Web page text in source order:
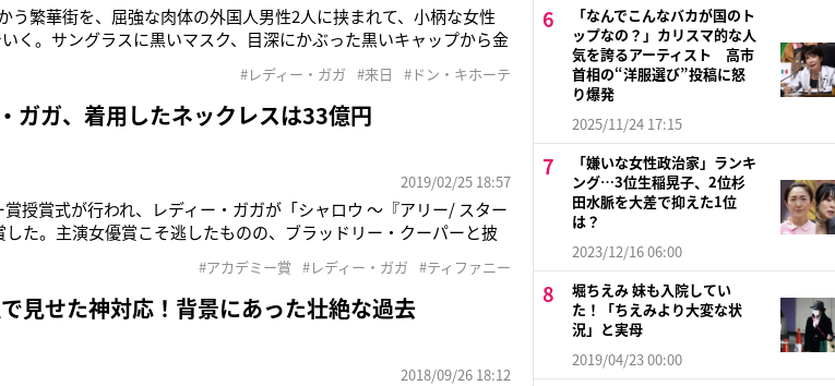
う繁華街を、屈強な肉体の外国人男性2人に挟まれて、小柄な女性
く。サングラスに黒いマスク、目深にかぶった黒いキャップから金
ています」（イベント関係者）親日家として知られるガガだけに、
#レディー・ガガ #来日 #ドン・キホーテ
ガガ、着用したネックレスは33億円
2019/02/25 18:57
授賞式が行われ、レディー・ガガが「シャロウ 〜『アリー/ スター
た。主演女優賞こそ逃したものの、ブラッドリー・クーパーと披
まっていた。まばゆく輝く巨大なイエローダイヤのネックレスだ。
#アカデミー賞 #レディー・ガガ #ティファニー
見せた神対応！背景にあった壮絶な過去
2018/09/26 18:12
「なんでこんなバカが国のト
ップなの？」カリスマ的な人
気を誇るアーティスト 高市
首相の“洋服選び”投稿に怒
り爆発
2025/11/24 17:15
「嫌いな女性政治家」ランキ
ング…3位生稲晃子、2位杉
田水脈を大差で抑えた1位
は？
2023/12/16 06:00
堀ちえみ 妹も入院してい
た！「ちえみより大変な状
況」と実母
2019/04/23 00:00